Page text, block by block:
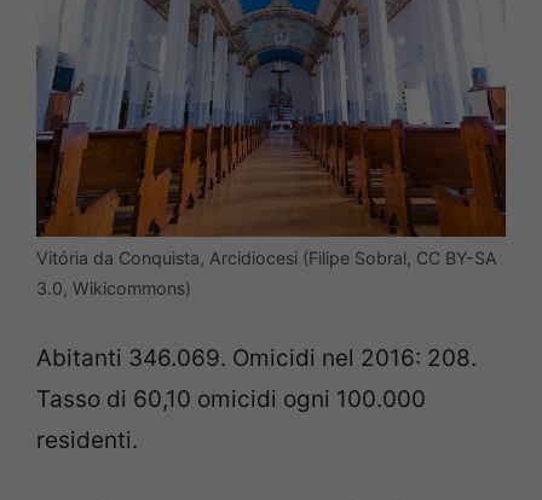
Vitória da Conquista, Arcidiocesi (Filipe Sobral, CC BY-SA
3.0, Wikicommons)
Abitanti 346.069. Omicidi nel 2016: 208.
Tasso di 60,10 omicidi ogni 100.000
residenti.